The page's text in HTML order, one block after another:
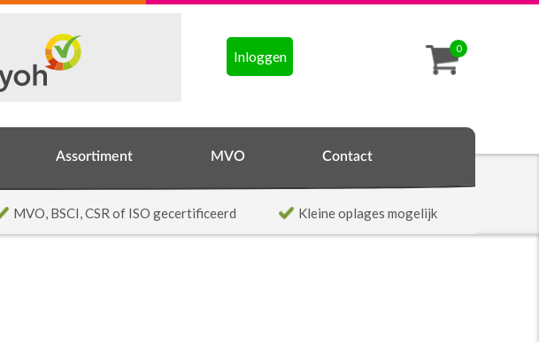
0
Inloggen
Assortiment MVO Contact
MVO, BSCI, CSR of ISO gecertificeerd Kleine oplages mogelijk